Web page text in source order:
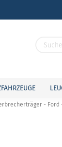
- Ford